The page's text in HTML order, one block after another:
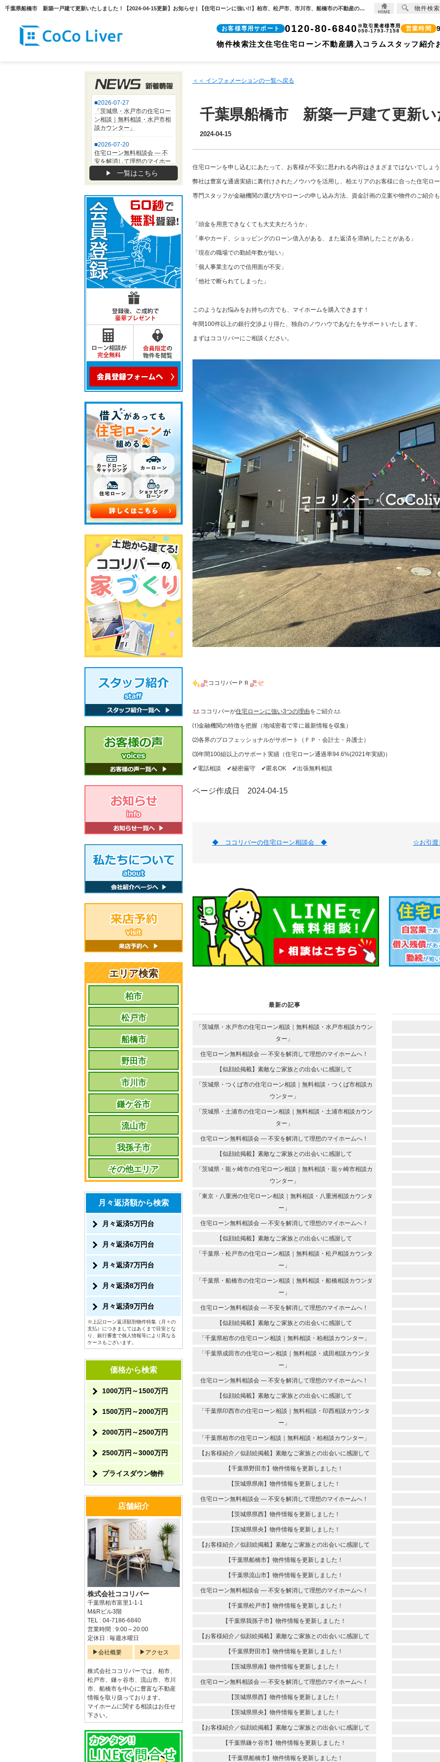
千葉県船橋市 新築一戸建て更新いたしました！【2024-04-15更新】お知らせ | 【住宅ローンに強い!!】柏市、松戸市、市川市、船橋市の不動産のことなら株式会社ココリバーの不動産のことなら株式会社ココリバー
お客様専用サポート 0120-80-6840 ※取引業者様専用
050-1793-7158
営業時間
物件検索注文住宅住宅ローン不動産購入コラム スタッフ紹介
＜＜ インフォメーションの一覧へ戻る
千葉県船橋市 新築一戸建て更新い
2024-04-15
住宅ローンを申し込むにあたって、お客様が不安に思われる内容はさまざまではないでしょう
弊社は豊富な通過実績に裏付けされたノウハウを活用し、柏エリアのお客様に合った住宅ロ
専門スタッフが金融機関の選び方やローンの申し込み方法、資金計画の立案や物件のご紹介
「頭金を用意できなくても大丈夫だろうか」
「車やカード、ショッピングのローン借入がある、また返済を滞納したことがある」
「現在の職場での勤続年数が短い」
「個人事業主なので信用面が不安」
「他社で断られてしまった」
このようなお悩みをお持ちの方でも、マイホームを購入できます！
年間100件以上の銀行交渉より得た、独自のノウハウであなたをサポートいたします。
まずはココリバーにご相談ください。
ココリバーＰＲ
ココリバーが住宅ローンに強い3つの理由をご紹介
⑴金融機関の特徴を把握（地域密着で常に最新情報を収集）
⑵各界のプロフェッショナルがサポート（ＦＰ・会計士・弁護士）
⑶年間100組以上のサポート実績（住宅ローン通過率94.6%(2021年実績)）
✔︎電話相談 ✔︎秘密厳守 ✔︎匿名OK ✔︎出張無料相談
ページ作成日 2024-04-15
◆ ココリバーの住宅ローン相談会 ◆ ☆お引渡
最新の記事
「茨城県・水戸市の住宅ローン相談｜無料相談・水戸市相談カウン
ター」
住宅ローン無料相談会 ― 不安を解消して理想のマイホームへ！
【似顔絵掲載】素敵なご家族との出会いに感謝して
「茨城県・つくば市の住宅ローン相談｜無料相談・つくば市相談カ
ウンター」
「茨城県・土浦市の住宅ローン相談｜無料相談・土浦市相談カウン
ター」
住宅ローン無料相談会 ― 不安を解消して理想のマイホームへ！
【似顔絵掲載】素敵なご家族との出会いに感謝して
「茨城県・龍ヶ崎市の住宅ローン相談｜無料相談・龍ヶ崎市相談カ
ウンター」
「東京・八重洲の住宅ローン相談｜無料相談・八重洲相談カウンタ
ー」
住宅ローン無料相談会 ― 不安を解消して理想のマイホームへ！
【似顔絵掲載】素敵なご家族との出会いに感謝して
「千葉県・松戸市の住宅ローン相談｜無料相談・松戸相談カウンタ
ー」
「千葉県・船橋市の住宅ローン相談｜無料相談・船橋相談カウンタ
ー」
住宅ローン無料相談会 ― 不安を解消して理想のマイホームへ！
【似顔絵掲載】素敵なご家族との出会いに感謝して
「千葉県柏市の住宅ローン相談｜無料相談・柏相談カウンター」
「千葉県成田市の住宅ローン相談｜無料相談・成田相談カウンタ
ー」
住宅ローン無料相談会 ― 不安を解消して理想のマイホームへ！
【似顔絵掲載】素敵なご家族との出会いに感謝して
「千葉県印西市の住宅ローン相談｜無料相談・印西相談カウンタ
ー」
「千葉県柏市の住宅ローン相談｜無料相談・柏相談カウンター」
【お客様紹介／似顔絵掲載】素敵なご家族との出会いに感謝して
【千葉県野田市】物件情報を更新しました！
【茨城県県南】物件情報を更新しました！
住宅ローン無料相談会 ― 不安を解消して理想のマイホームへ！
【茨城県県西】物件情報を更新しました！
【茨城県県央】物件情報を更新しました！
【お客様紹介／似顔絵掲載】素敵なご家族との出会いに感謝して
【千葉県船橋市】物件情報を更新しました！
【千葉県流山市】物件情報を更新しました！
住宅ローン無料相談会 ― 不安を解消して理想のマイホームへ！
【千葉県松戸市】物件情報を更新しました！
【千葉県我孫子市】物件情報を更新しました！
【お客様紹介／似顔絵掲載】素敵なご家族との出会いに感謝して
【千葉県野田市】物件情報を更新しました！
【茨城県県南】物件情報を更新しました！
住宅ローン無料相談会 ― 不安を解消して理想のマイホームへ！
【茨城県県西】物件情報を更新しました！
【茨城県県央】物件情報を更新しました！
【お客様紹介／似顔絵掲載】素敵なご家族との出会いに感謝して
【千葉県鎌ケ谷市】物件情報を更新しました！
【千葉県船橋市】物件情報を更新しました！
一覧はこちら
エリア検索
柏市
松戸市
船橋市
野田市
市川市
鎌ケ谷市
流山市
我孫子市
その他エリア
月々返済額から検索
月々返済5万円台
月々返済6万円台
月々返済7万円台
月々返済8万円台
月々返済9万円台
※上記ローン返済額別物件特集（月々の
支払）につきましてはあくまで目安とな
り、銀行審査で個人情報等により異なる
ケースもございます。
価格から検索
1000万円～1500万円
1500万円～2000万円
2000万円～2500万円
2500万円～3000万円
プライスダウン物件
店舗紹介
株式会社ココリバー
千葉県柏市富里1-1-1
M&Rビル3階
TEL : 04-7186-6840
営業時間 : 9:00～20:00
定休日 : 毎週水曜日
会社概要 アクセス
株式会社ココリバーでは、柏市、
松戸市、鎌ヶ谷市、流山市、市川
市、船橋市を中心に豊富な不動産
情報を取り扱っております。
マイホームに関する相談はお任せ
下さい。
物件検索